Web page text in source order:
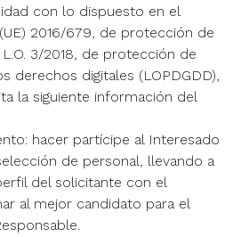
con lo dispuesto en el
2016/679, de protección de
3/2018, de protección de
derechos digitales (LOPDGDD),
la siguiente información del
hacer partícipe al Interesado
de personal, llevando a
del solicitante con el
al mejor candidato para el